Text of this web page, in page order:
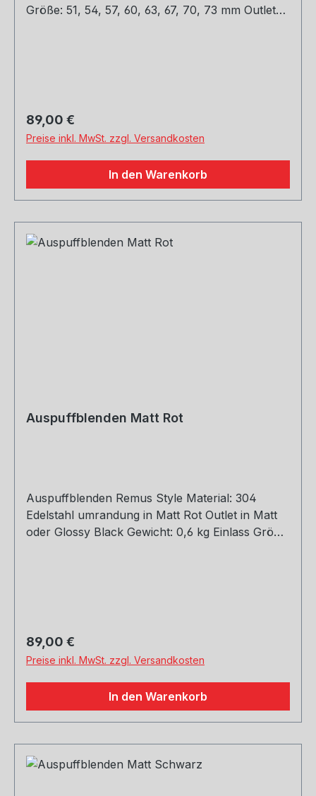
Größe: 51, 54, 57, 60, 63, 67, 70, 73 mm Outlet
Regulärer Preis:
89,00 €
Preise inkl. MwSt. zzgl. Versandkosten
In den Warenkorb
Auspuffblenden Matt Rot
Auspuffblenden Remus Style Material: 304
Edelstahl umrandung in Matt Rot Outlet in Matt
oder Glossy Black Gewicht: 0,6 kg Einlass Größe:
Regulärer Preis:
89,00 €
Preise inkl. MwSt. zzgl. Versandkosten
In den Warenkorb